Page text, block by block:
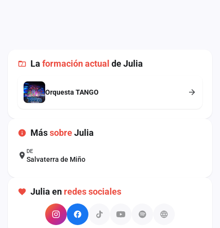
La formación actual de Julia
Orquesta TANGO
MássobreJulia
DE
Salvaterra de Miño
Julia en redes sociales